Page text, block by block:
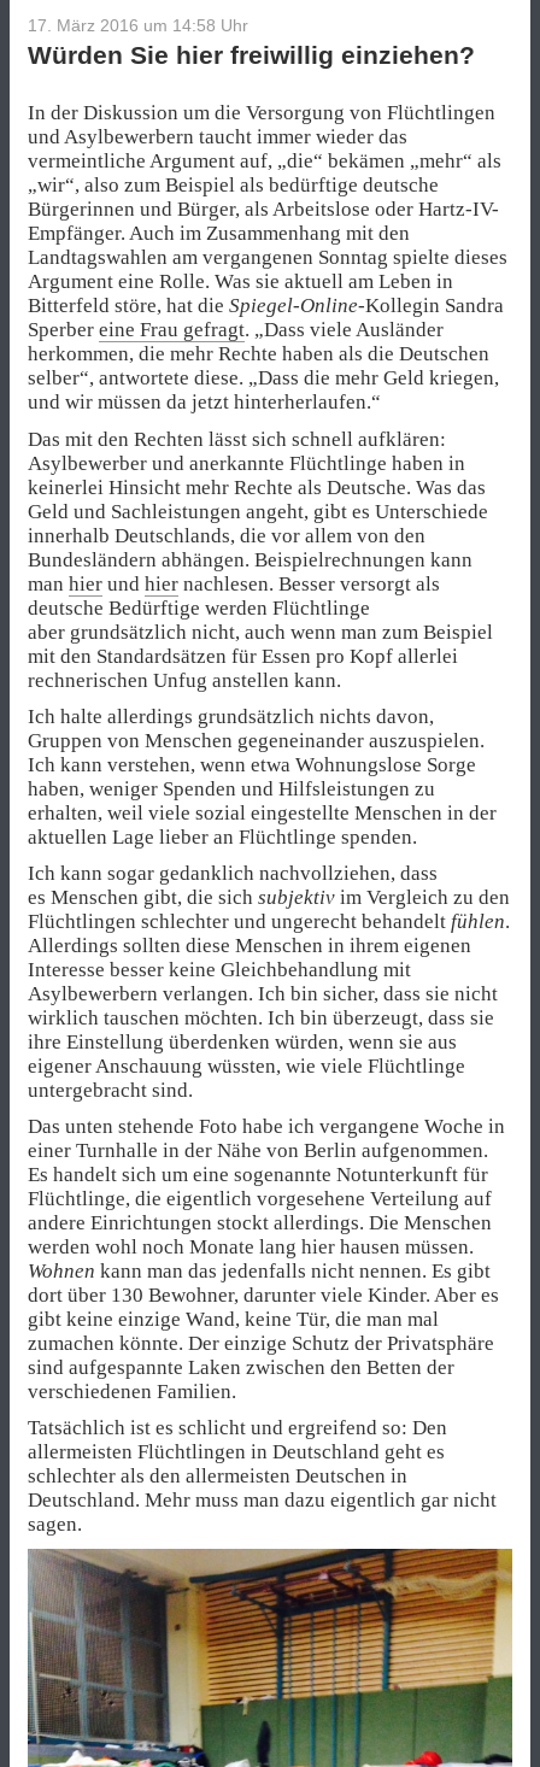
17. März 2016 um 14:58 Uhr
Würden Sie hier freiwillig einziehen?
In der Diskussion um die Versorgung von Flüchtlingen
und Asylbewerbern taucht immer wieder das
vermeintliche Argument auf, „die“ bekämen „mehr“ als
„wir“, also zum Beispiel als bedürftige deutsche
Bürgerinnen und Bürger, als Arbeitslose oder Hartz-IV-
Empfänger. Auch im Zusammenhang mit den
Landtagswahlen am vergangenen Sonntag spielte dieses
Argument eine Rolle. Was sie aktuell am Leben in
Bitterfeld störe, hat die Spiegel-Online-Kollegin Sandra
Sperber eine Frau gefragt. „Dass viele Ausländer
herkommen, die mehr Rechte haben als die Deutschen
selber“, antwortete diese. „Dass die mehr Geld kriegen,
und wir müssen da jetzt hinterherlaufen.“
Das mit den Rechten lässt sich schnell aufklären:
Asylbewerber und anerkannte Flüchtlinge haben in
keinerlei Hinsicht mehr Rechte als Deutsche. Was das
Geld und Sachleistungen angeht, gibt es Unterschiede
innerhalb Deutschlands, die vor allem von den
Bundesländern abhängen. Beispielrechnungen kann
man hier und hier nachlesen. Besser versorgt als
deutsche Bedürftige werden Flüchtlinge
aber grundsätzlich nicht, auch wenn man zum Beispiel
mit den Standardsätzen für Essen pro Kopf allerlei
rechnerischen Unfug anstellen kann.
Ich halte allerdings grundsätzlich nichts davon,
Gruppen von Menschen gegeneinander auszuspielen.
Ich kann verstehen, wenn etwa Wohnungslose Sorge
haben, weniger Spenden und Hilfsleistungen zu
erhalten, weil viele sozial eingestellte Menschen in der
aktuellen Lage lieber an Flüchtlinge spenden.
Ich kann sogar gedanklich nachvollziehen, dass
es Menschen gibt, die sich subjektiv im Vergleich zu den
Flüchtlingen schlechter und ungerecht behandelt fühlen.
Allerdings sollten diese Menschen in ihrem eigenen
Interesse besser keine Gleichbehandlung mit
Asylbewerbern verlangen. Ich bin sicher, dass sie nicht
wirklich tauschen möchten. Ich bin überzeugt, dass sie
ihre Einstellung überdenken würden, wenn sie aus
eigener Anschauung wüssten, wie viele Flüchtlinge
untergebracht sind.
Das unten stehende Foto habe ich vergangene Woche in
einer Turnhalle in der Nähe von Berlin aufgenommen.
Es handelt sich um eine sogenannte Notunterkunft für
Flüchtlinge, die eigentlich vorgesehene Verteilung auf
andere Einrichtungen stockt allerdings. Die Menschen
werden wohl noch Monate lang hier hausen müssen.
Wohnen kann man das jedenfalls nicht nennen. Es gibt
dort über 130 Bewohner, darunter viele Kinder. Aber es
gibt keine einzige Wand, keine Tür, die man mal
zumachen könnte. Der einzige Schutz der Privatsphäre
sind aufgespannte Laken zwischen den Betten der
verschiedenen Familien.
Tatsächlich ist es schlicht und ergreifend so: Den
allermeisten Flüchtlingen in Deutschland geht es
schlechter als den allermeisten Deutschen in
Deutschland. Mehr muss man dazu eigentlich gar nicht
sagen.